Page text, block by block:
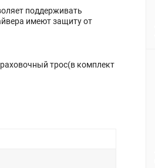
поддерживать
имеют защиту от
трос(в комплект